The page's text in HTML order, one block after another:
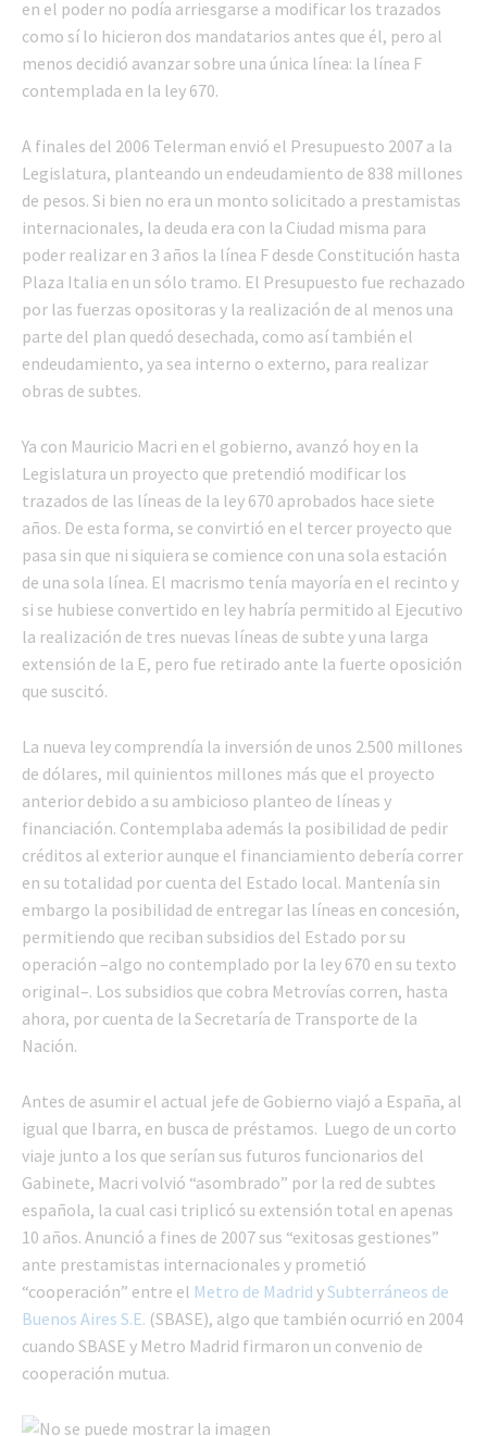
en el poder no podía arriesgarse a modificar los trazados
como sí lo hicieron dos mandatarios antes que él, pero al
menos decidió avanzar sobre una única línea: la línea F
contemplada en la ley 670.
A finales del 2006 Telerman envió el Presupuesto 2007 a la
Legislatura, planteando un endeudamiento de 838 millones
de pesos. Si bien no era un monto solicitado a prestamistas
internacionales, la deuda era con la Ciudad misma para
poder realizar en 3 años la línea F desde Constitución hasta
Plaza Italia en un sólo tramo. El Presupuesto fue rechazado
por las fuerzas opositoras y la realización de al menos una
parte del plan quedó desechada, como así también el
endeudamiento, ya sea interno o externo, para realizar
obras de subtes.
Ya con Mauricio Macri en el gobierno, avanzó hoy en la
Legislatura un proyecto que pretendió modificar los
trazados de las líneas de la ley 670 aprobados hace siete
años. De esta forma, se convirtió en el tercer proyecto que
pasa sin que ni siquiera se comience con una sola estación
de una sola línea. El macrismo tenía mayoría en el recinto y
si se hubiese convertido en ley habría permitido al Ejecutivo
la realización de tres nuevas líneas de subte y una larga
extensión de la E, pero fue retirado ante la fuerte oposición
que suscitó.
La nueva ley comprendía la inversión de unos 2.500 millones
de dólares, mil quinientos millones más que el proyecto
anterior debido a su ambicioso planteo de líneas y
financiación. Contemplaba además la posibilidad de pedir
créditos al exterior aunque el financiamiento debería correr
en su totalidad por cuenta del Estado local. Mantenía sin
embargo la posibilidad de entregar las líneas en concesión,
permitiendo que reciban subsidios del Estado por su
operación –algo no contemplado por la ley 670 en su texto
original–. Los subsidios que cobra Metrovías corren, hasta
ahora, por cuenta de la Secretaría de Transporte de la
Nación.
Antes de asumir el actual jefe de Gobierno viajó a España, al
igual que Ibarra, en busca de préstamos. Luego de un corto
viaje junto a los que serían sus futuros funcionarios del
Gabinete, Macri volvió “asombrado” por la red de subtes
española, la cual casi triplicó su extensión total en apenas
10 años. Anunció a fines de 2007 sus “exitosas gestiones”
ante prestamistas internacionales y prometió
“cooperación” entre el Metro de Madrid ySubterráneos de
Buenos Aires S.E. (SBASE), algo que también ocurrió en 2004
cuando SBASE y Metro Madrid firmaron un convenio de
cooperación mutua.